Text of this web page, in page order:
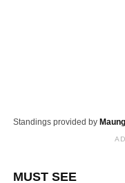
Standings provided by
MUST SEE